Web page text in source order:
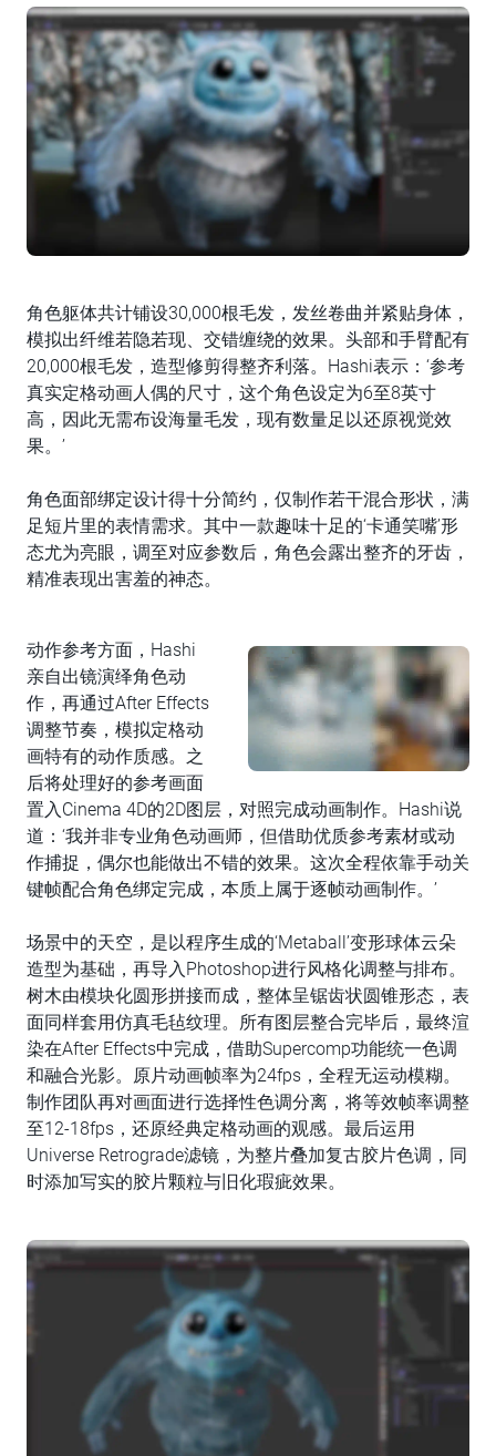
角色躯体共计铺设30,000根毛发，发丝卷曲并紧贴身体，
模拟出纤维若隐若现、交错缠绕的效果。头部和手臂配有
20,000根毛发，造型修剪得整齐利落。Hashi表示：‘参考
真实定格动画人偶的尺寸，这个角色设定为6至8英寸
高，因此无需布设海量毛发，现有数量足以还原视觉效
果。’
角色面部绑定设计得十分简约，仅制作若干混合形状，满
足短片里的表情需求。其中一款趣味十足的‘卡通笑嘴’形
态尤为亮眼，调至对应参数后，角色会露出整齐的牙齿，
精准表现出害羞的神态。
动作参考方面，Hashi
亲自出镜演绎角色动
作，再通过After Effects
调整节奏，模拟定格动
画特有的动作质感。之
后将处理好的参考画面
置入Cinema 4D的2D图层，对照完成动画制作。Hashi说
道：‘我并非专业角色动画师，但借助优质参考素材或动
作捕捉，偶尔也能做出不错的效果。这次全程依靠手动关
键帧配合角色绑定完成，本质上属于逐帧动画制作。’
场景中的天空，是以程序生成的‘Metaball’变形球体云朵
造型为基础，再导入Photoshop进行风格化调整与排布。
树木由模块化圆形拼接而成，整体呈锯齿状圆锥形态，表
面同样套用仿真毛毡纹理。所有图层整合完毕后，最终渲
染在After Effects中完成，借助Supercomp功能统一色调
和融合光影。原片动画帧率为24fps，全程无运动模糊。
制作团队再对画面进行选择性色调分离，将等效帧率调整
至12-18fps，还原经典定格动画的观感。最后运用
Universe Retrograde滤镜，为整片叠加复古胶片色调，同
时添加写实的胶片颗粒与旧化瑕疵效果。